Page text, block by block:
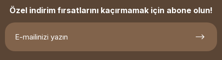
Özel indirim fırsatlarını kaçırmamak için abone olun!